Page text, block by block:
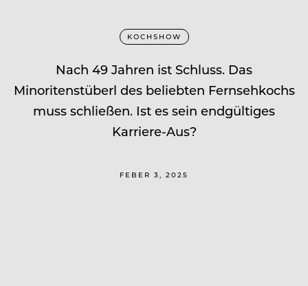
KOCHSHOW
Nach 49 Jahren ist Schluss. Das
Minoritenstüberl des beliebten Fernsehkochs
muss schließen. Ist es sein endgültiges
Karriere-Aus?
FEBER 3, 2025